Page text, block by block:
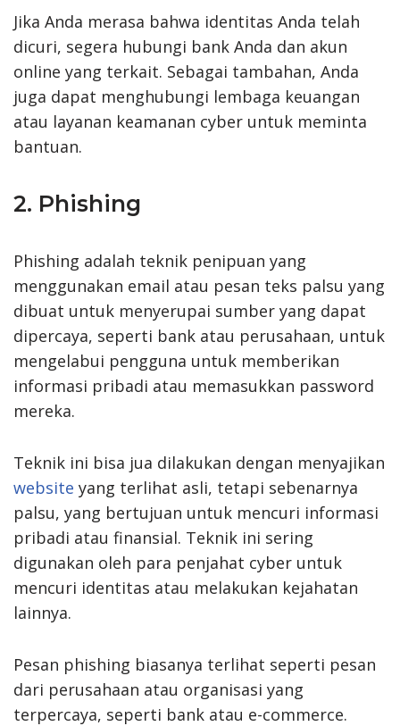
Jika Anda merasa bahwa identitas Anda telah
dicuri, segera hubungi bank Anda dan akun
online yang terkait. Sebagai tambahan, Anda
juga dapat menghubungi lembaga keuangan
atau layanan keamanan cyber untuk meminta
bantuan.
2. Phishing
Phishing adalah teknik penipuan yang
menggunakan email atau pesan teks palsu yang
dibuat untuk menyerupai sumber yang dapat
dipercaya, seperti bank atau perusahaan, untuk
mengelabui pengguna untuk memberikan
informasi pribadi atau memasukkan password
mereka.
Teknik ini bisa jua dilakukan dengan menyajikan
website yang terlihat asli, tetapi sebenarnya
palsu, yang bertujuan untuk mencuri informasi
pribadi atau finansial. Teknik ini sering
digunakan oleh para penjahat cyber untuk
mencuri identitas atau melakukan kejahatan
lainnya.
Pesan phishing biasanya terlihat seperti pesan
dari perusahaan atau organisasi yang
terpercaya, seperti bank atau e-commerce.